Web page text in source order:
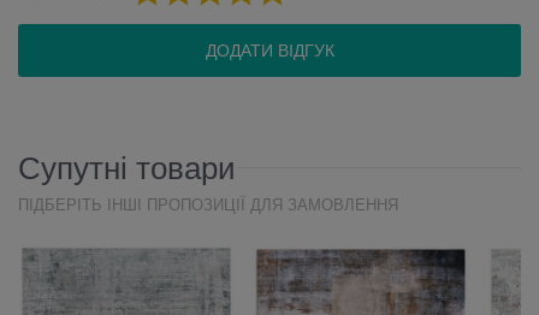
ДОДАТИ ВІДГУК
Супутні товари
ПІДБЕРІТЬ ІНШІ ПРОПОЗИЦІЇ ДЛЯ ЗАМОВЛЕННЯ